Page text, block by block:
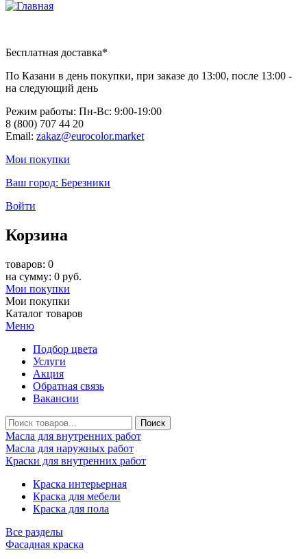
Бесплатная доставка*
По Казани в день покупки, при заказе до 13:00, после 13:00 -
на следующий день
Режим работы: Пн-Вc: 9:00-19:00
8 (800) 707 44 20
Email: zakaz@eurocolor.market
Мои покупки
Ваш город: Березники
Войти
Корзина
товаров: 0
на сумму: 0 руб.
Мои покупки
Мои покупки
Каталог товаров
Меню
Подбор цвета
Услуги
Акция
Обратная связь
Вакансии
Масла для внутренних работ
Масла для наружных работ
Краски для внутренних работ
Краска интерьерная
Краска для мебели
Краска для пола
Все разделы
Фасадная краска